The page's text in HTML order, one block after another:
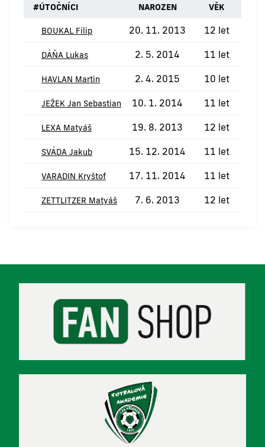
#ÚTOČNÍCI NAROZEN VĚK
BOUKAL Filip 20. 11. 2013 12 let
DÁŇA Lukas 2. 5. 2014 11 let
HAVLAN Martin 2. 4. 2015 10 let
JEŽEK Jan Sebastian 10. 1. 2014 11 let
LEXA Matyáš 19. 8. 2013 12 let
SVÁDA Jakub 15. 12. 2014 11 let
VARADIN Kryštof 17. 11. 2014 11 let
ZETTLITZER Matyáš 7. 6. 2013 12 let